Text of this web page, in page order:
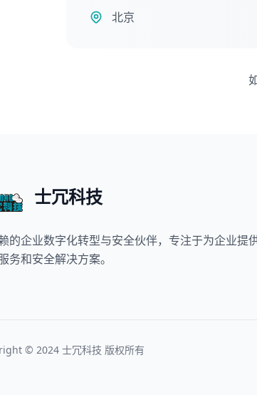
北京
士冗科技
的企业数字化转型与安全伙伴，专注于为企业提
务和安全解决方案。
© 2024 士冗科技 版权所有